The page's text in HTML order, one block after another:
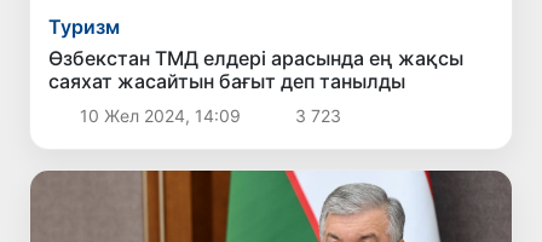
Туризм
Өзбекстан ТМД елдері арасында ең жақсы
саяхат жасайтын бағыт деп танылды
10 Жел 2024, 14:09 3 723